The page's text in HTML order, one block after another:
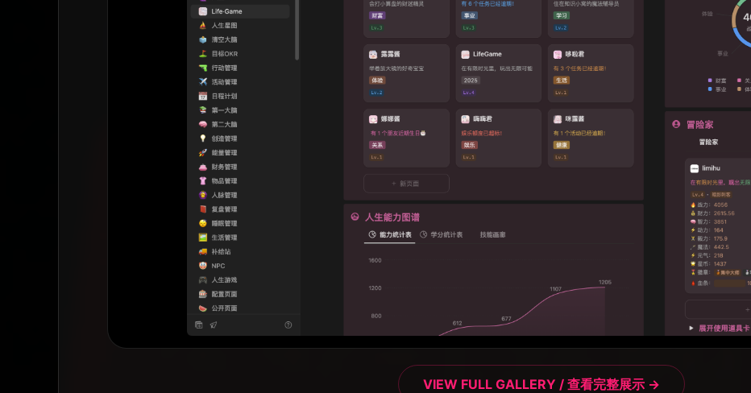
“群主设计
级，完全
功能都整出
“你会发展
性极强，
“用过最好
了。”
“特别优秀
落地，大家
VIEW FULL GALLERY / 查看完整展示 →